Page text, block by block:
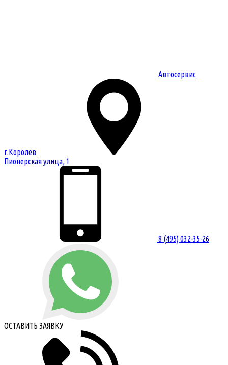
Автосервис
г.Королев
Пионерская улица, 1
8 (495) 032-35-26
ОСТАВИТЬ ЗАЯВКУ